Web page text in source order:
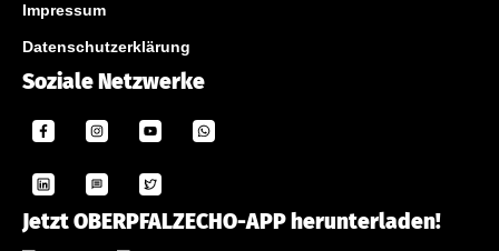
Impressum
Datenschutzerklärung
Soziale Netzwerke
Jetzt OBERPFALZECHO-APP herunterladen!